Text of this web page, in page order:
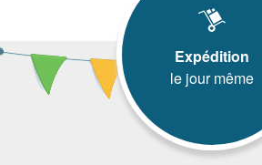
Expédition
le jour même